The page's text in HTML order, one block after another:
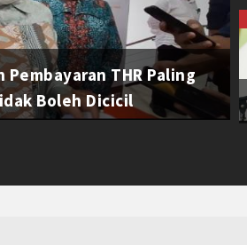
THR Paling
Boleh Dicicil